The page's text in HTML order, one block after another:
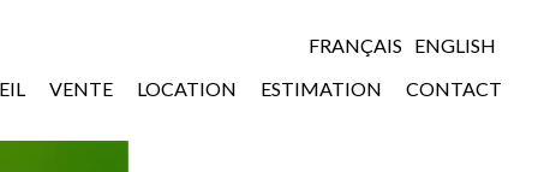
FRANÇAIS
ENGLISH
VENTE LOCATION ESTIMATION CONTACT